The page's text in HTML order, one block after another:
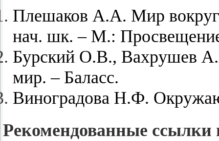
Пле­ша­ков А.А. Мир во­круг
нач. шк. – М.:
Бур­ский О.В., Вах­ру­шев
мир. – Ба­ласс.
Ви­но­гра­до­ва Н.Ф.
Ре­ко­мен­до­ван­ные ссыл­ки